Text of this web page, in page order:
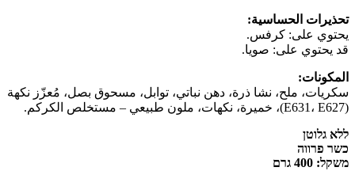
تحذيرات الحساسية:
يحتوي على: كرفس.
قد يحتوي على: صويا.
المكونات:
سكريات، ملح، نشا ذرة، دهن نباتي، توابل، مسحوق بصل، مُعزّز نكهة
(E631، E627)، خميرة، نكهات، ملون طبيعي – مستخلص الكركم.
ללא גלוטן
כשר פרווה
משקל: 400 גרם